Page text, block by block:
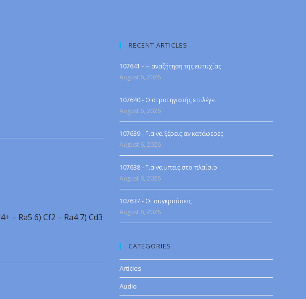
– Ra5 6) Cf2 – Ra4 7) Cd3
RECENT ARTICLES
107641 - Η αναζήτηση της ευτυχίας
August 6, 2026
107640 - Ο στρατηγιστής επιλέγει
August 6, 2026
107639 - Για να ξέρεις αν κατάφερες
August 6, 2026
107638 - Για να μπεις στο πλαίσιο
August 6, 2026
107637 - Οι συγκρούσεις
August 6, 2026
CATEGORIES
Articles
Audio